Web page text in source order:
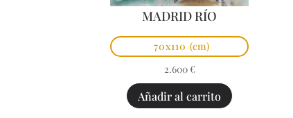
MADRID RÍO
70x110 (cm)
2.600 €
Añadir al carrito